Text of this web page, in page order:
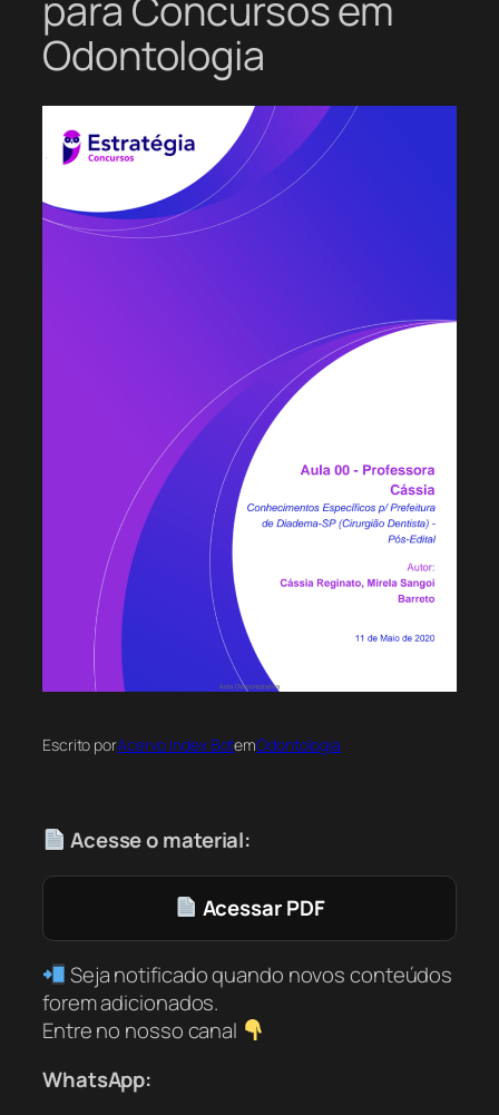
para Concursos em
Odontologia
Escrito porAcervo Index BotemOdontologia
Acesse o material:
Acessar PDF
Seja notificado quando novos conteúdos
forem adicionados.
Entre no nosso canal
WhatsApp: